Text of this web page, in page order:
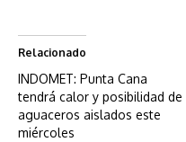
Relacionado
INDOMET: Punta Cana
tendrá calor y posibilidad de
aguaceros aislados este
miércoles